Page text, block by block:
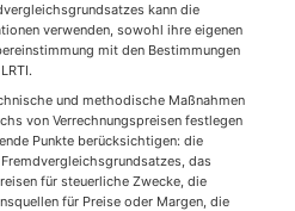
kann die
verwenden, sowohl ihre eigenen
mit den Bestimmungen
und methodische Maßnahmen
von Verrechnungspreisen festlegen
Punkte berücksichtigen: die
das
für steuerliche Zwecke, die
für Preise oder Margen, die